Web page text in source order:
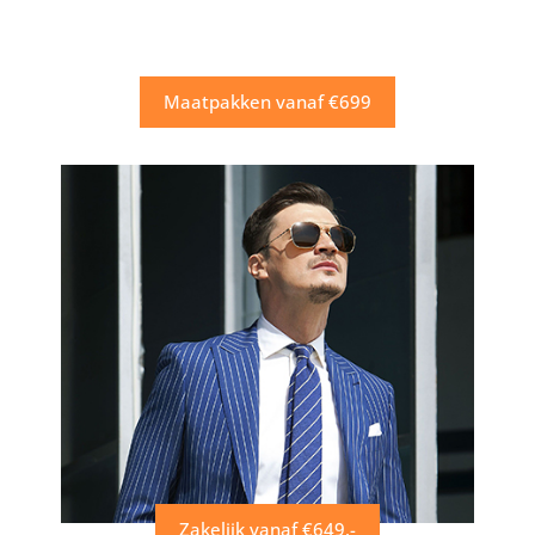
Maatpakken vanaf €699
Zakelijk vanaf €649,-